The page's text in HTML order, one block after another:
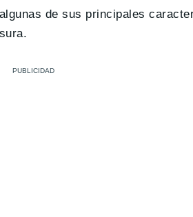
de sus principales